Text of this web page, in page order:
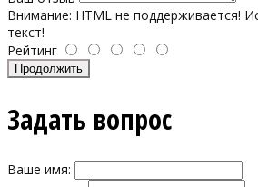
Внимание: HTML не поддерживается!
текст!
Рейтинг
Продолжить
Задать вопрос
Ваше имя: